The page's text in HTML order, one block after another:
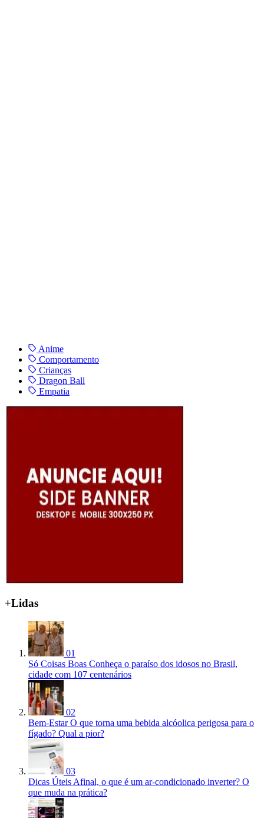
Anime
Comportamento
Crianças
Dragon Ball
Empatia
+Lidas
01
Só Coisas Boas Conheça o paraíso dos idosos no Brasil,
cidade com 107 centenários
02
Bem-Estar O que torna uma bebida alcóolica perigosa para o
fígado? Qual a pior?
03
Dicas Úteis Afinal, o que é um ar-condicionado inverter? O
que muda na prática?